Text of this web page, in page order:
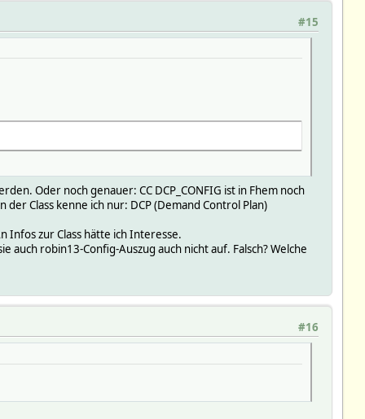
#15
Oder noch genauer: CC DCP_CONFIG ist in Fhem noch
Class kenne ich nur: DCP (Demand Control Plan)
Infos zur Class hätte ich Interesse.
robin13-Config-Auszug auch nicht auf. Falsch? Welche
#16